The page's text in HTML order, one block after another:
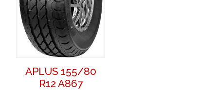
APLUS 155/80
R12 A867